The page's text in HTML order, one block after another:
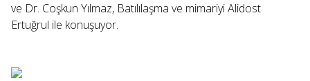
ve Dr. Coşkun Yılmaz, Batılılaşma ve mimariyi Alidost
Ertuğrul ile konuşuyor.